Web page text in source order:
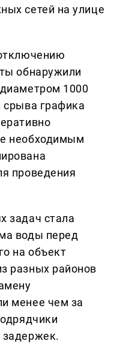
сетей на улице
обнаружили
1000
графика
необходимым
проведения
задач стала
воды перед
на объект
разных районов
менее чем за
задержек.